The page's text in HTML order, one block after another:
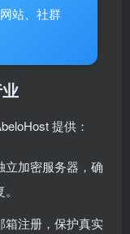
站、社群
提供：
立加密服务器，确
箱注册，保护真实